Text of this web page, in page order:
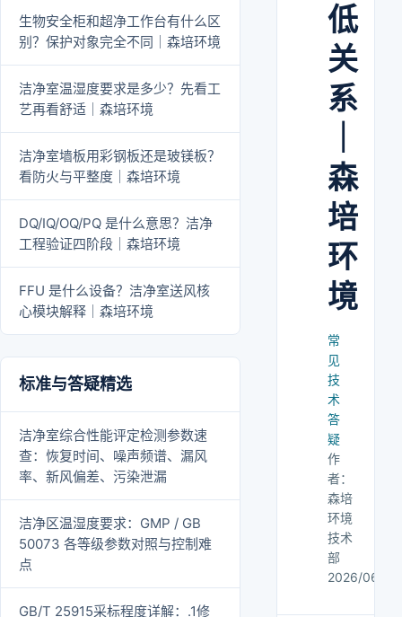
生物安全柜和超净工作台有什么区
别？保护对象完全不同｜森培环境
洁净室温湿度要求是多少？先看工
艺再看舒适｜森培环境
洁净室墙板用彩钢板还是玻镁板？
看防火与平整度｜森培环境
DQ/IQ/OQ/PQ 是什么意思？洁净
工程验证四阶段｜森培环境
FFU 是什么设备？洁净室送风核
心模块解释｜森培环境
标准与答疑精选
洁净室综合性能评定检测参数速
查：恢复时间、噪声频谱、漏风
率、新风偏差、污染泄漏
洁净区温湿度要求：GMP / GB
50073 各等级参数对照与控制难
点
GB/T 25915采标程度详解：.1修
低
关
系
森
培
环
境
常
见
技
术
答
疑
作
者：
森培
环境
技术
部
2026/06/28